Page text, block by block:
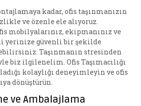
kadar, ofis taşınmanızın
ve özenle ele alıyoruz.
mobilyalarınız, ekipmanınız ve
yerinize güvenli bir şekilde
Taşınmanın stresinden
biz ilgilenelim. Ofis Taşımacılığı
kolaylığı deneyimleyin ve ofis
dönüştürün.
ve Ambalajlama